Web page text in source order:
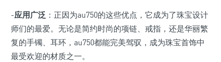
-应用广泛 ：正因为au750的这些优点，它成为了珠宝设计
师们的最爱。无论是简约时尚的项链、戒指，还是华丽繁
复的手镯、耳环，au750都能完美驾驭，成为珠宝首饰中
最受欢迎的材质之一。